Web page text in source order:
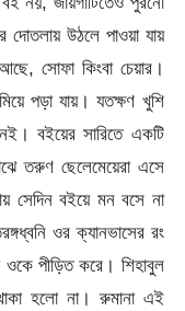
দোতলায় উঠলে পাওয়া যায়
সোফা কিংবা চেয়ার।
পড়া যায়। যতক্ষণ খুশি
বইয়ের সারিতে একটি
তরুণ ছেলেমেয়েরা এসে
সেদিন বইয়ে মন বসে না
ওর ক্যানভাসের রং
ওকে পীড়িত করে। শিহাবুল
হলো না। রুমানা এই